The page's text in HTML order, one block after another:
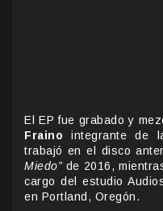
El EP fue grabado y
Fraino integrante de
trabajó en el disco
Miedo” de 2016,
cargo del estudio
en Portland, Oregón.